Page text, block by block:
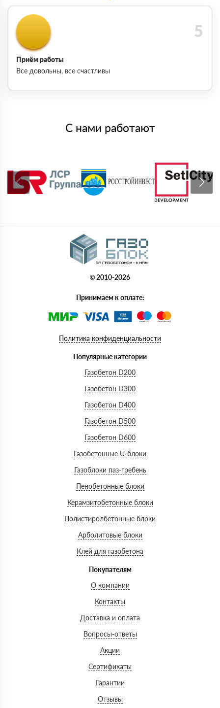
Приём работы
Все довольны, все счастливы
С нами работают
© 2010-2026
Принимаем к оплате:
Политика конфиденциальности
Популярные категории
Газобетон D200
Газобетон D300
Газобетон D400
Газобетон D500
Газобетон D600
Газобетонные U-блоки
Газоблоки паз-гребень
Пенобетонные блоки
Керамзитобетонные блоки
Полистиролбетонные блоки
Арболитовые блоки
Клей для газобетона
Покупателям
О компании
Контакты
Доставка и оплата
Вопросы-ответы
Акции
Сертификаты
Гарантии
Отзывы